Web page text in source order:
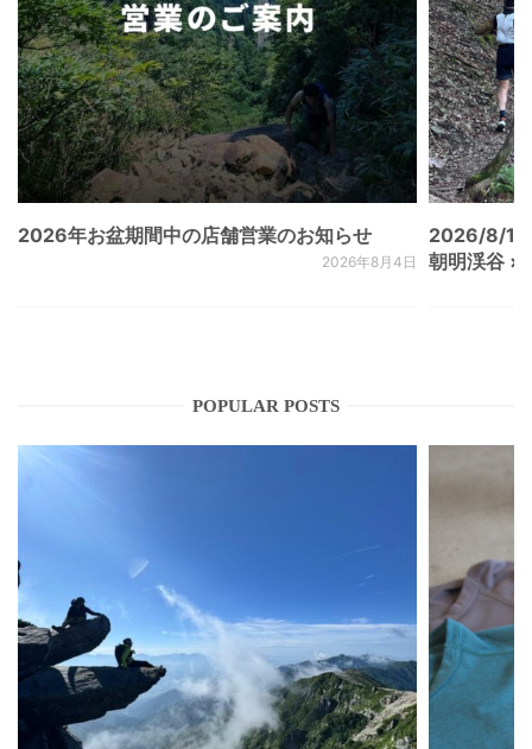
2026年お盆期間中の店舗営業のお知らせ
2026年8月4日
2026/8/
朝明渓谷 ×
POPULAR POSTS